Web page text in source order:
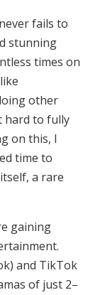
fails to
stunning
times on
other
hard to fully
on this, I
time to
a rare
gaining
and TikTok
of just 2–